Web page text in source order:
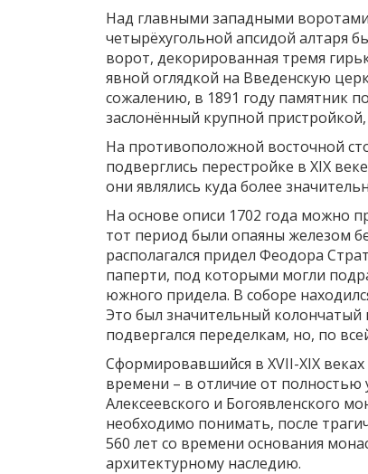
Над главными западными
четырёхугольной апсидой алтаря
ворот, декорированная тремя
явной оглядкой на Введенскую
сожалению, в 1891 году памятник
заслонённый крупной
На противоположной восточной
подверглись перестройке в XIX
они являлись куда более
На основе описи 1702 года можно
тот период были опаяны железом
располагался придел Феодора
паперти, под которыми могли
южного придела. В соборе
Это был значительный
подвергался переделкам, но, по
Сформировавшийся в XVII-XIX
времени – в отличие от полностью
Алексеевского и Богоявленского
необходимо понимать, после
560 лет со времени основания
архитектурному наследию.